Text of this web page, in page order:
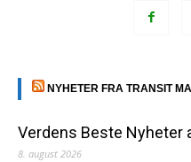
NYHETER FRA TRANSIT
Verdens Beste Nyheter
8. august 2026